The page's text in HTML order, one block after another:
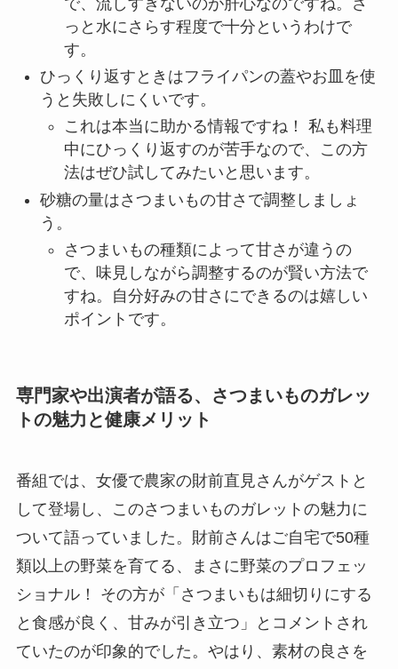
っと水にさらす程度で十分というわけで
す。
ひっくり返すときはフライパンの蓋やお皿を使
うと失敗しにくいです。
これは本当に助かる情報ですね！ 私も料理
中にひっくり返すのが苦手なので、この方
法はぜひ試してみたいと思います。
砂糖の量はさつまいもの甘さで調整しましょ
う。
さつまいもの種類によって甘さが違うの
で、味見しながら調整するのが賢い方法で
すね。自分好みの甘さにできるのは嬉しい
ポイントです。
専門家や出演者が語る、さつまいものガレッ
トの魅力と健康メリット
番組では、女優で農家の財前直見さんがゲストと
して登場し、このさつまいものガレットの魅力に
ついて語っていました。財前さんはご自宅で50種
類以上の野菜を育てる、まさに野菜のプロフェッ
ショナル！ その方が「さつまいもは細切りにする
と食感が良く、甘みが引き立つ」とコメントされ
ていたのが印象的でした。やはり、素材の良さを